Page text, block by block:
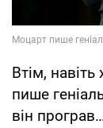
Втім,
пише
він